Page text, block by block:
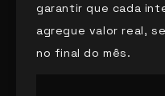
garantir que cada
agregue valor real,
no final do mês.